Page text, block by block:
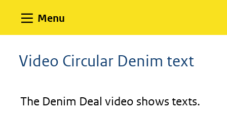
Menu
Video Circular Denim text
The Denim Deal video shows texts.